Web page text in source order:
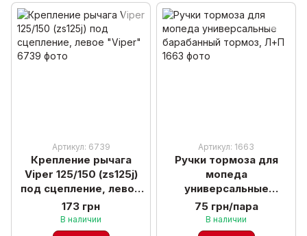
Артикул: 6739
Крепление рычага
Viper 125/150 (zs125j)
под сцепление, левое
"Viper"
173 грн
В наличии
Артикул: 1663
Ручки тормоза для
мопеда
универсальные
барабанный тормоз,
Л+П
75 грн/пара
В наличии